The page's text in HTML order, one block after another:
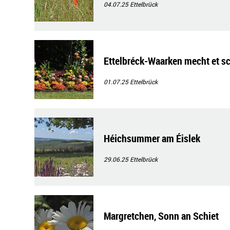
04.07.25Ettelbrück
Ettelbréck-Waarken mecht et
01.07.25Ettelbrück
Héichsummer am Éislek
29.06.25Ettelbrück
Margretchen, Sonn an Schiet